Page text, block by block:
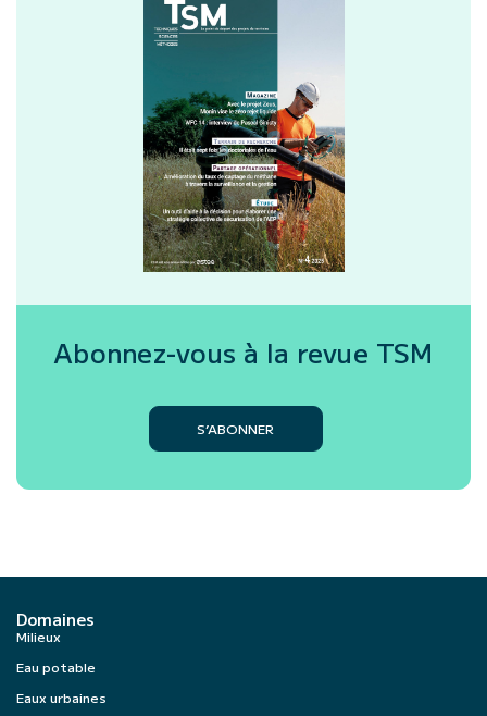
Abonnez-vous à la revue TSM
S’ABONNER
Domaines
Milieux
Eau potable
Eaux urbaines